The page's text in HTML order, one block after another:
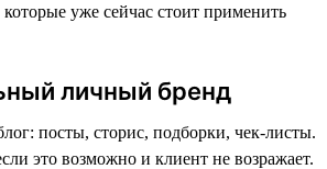
уже сейчас стоит применить
личный бренд
посты, сторис, подборки, чек-листы.
это возможно и клиент не возражает.